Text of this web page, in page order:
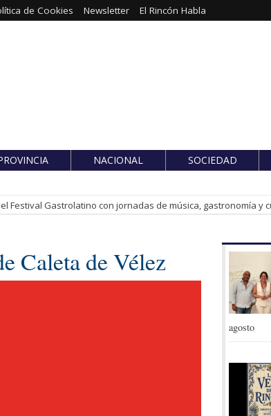
de Cookies Newsletter El Rincón Habla
NACIONAL SOCIEDAD
Festival Gastrolatino con jornadas de música, gastronomía y
Caleta de Vélez
agosto